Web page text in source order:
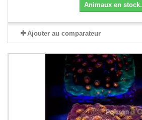
Animaux en stock.
Ajouter au comparateur